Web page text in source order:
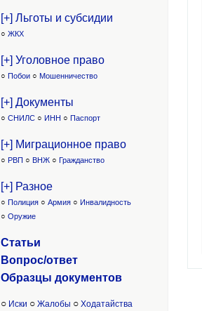
[+] Льготы и субсидии
○ ЖКХ
[+] Уголовное право
○ Побои ○ Мошенничество
[+] Документы
○ СНИЛС ○ ИНН ○ Паспорт
[+] Миграционное право
○ РВП ○ ВНЖ ○ Гражданство
[+] Разное
○ Полиция ○ Армия ○ Инвалидность
○ Оружие
Статьи
Вопрос/ответ
Образцы документов
○ Иски ○ Жалобы ○ Ходатайства